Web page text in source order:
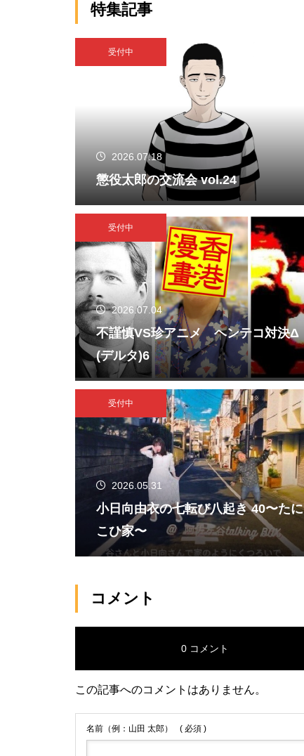
特集記事
受付中
2026.07.18
懲役太郎の交流会 vol.24
受付中
2026.07.04
不謹慎VS珍アニメ ヘンテコ対決Δ
(デルタ)6
受付中
2026.05.31
小日向由衣の七転び八起き 40〜たに
こひ家〜
コメント
0 コメント
この記事へのコメントはありません。
名前（例：山田 太郎） ( 必須 )